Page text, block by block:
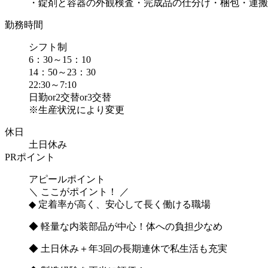
・錠剤と容器の外観検査・完成品の仕分け・梱包・運
勤務時間
シフト制
6：30～15：10
14：50～23：30
22:30～7:10
日勤or2交替or3交替
※生産状況により変更
休日
土日休み
PRポイント
アピールポイント
＼ ここがポイント！ ／
◆ 定着率が高く、安心して長く働ける職場
◆ 軽量な内装部品が中心！体への負担少なめ
◆ 土日休み＋年3回の長期連休で私生活も充実